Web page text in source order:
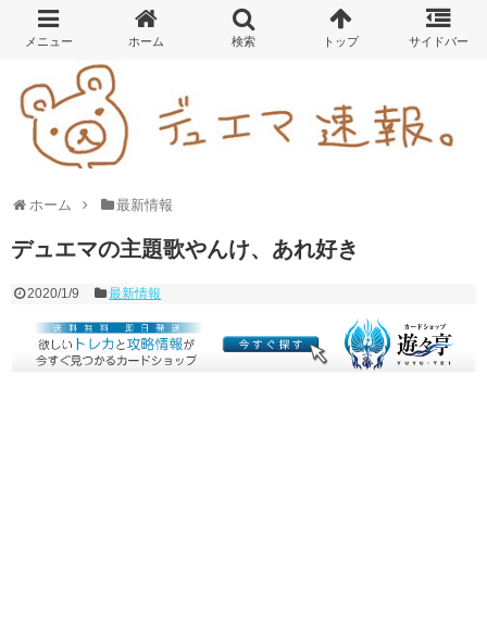
ホーム 最新情報
デュエマの主題歌やんけ、あれ好き
2020/1/9 最新情報